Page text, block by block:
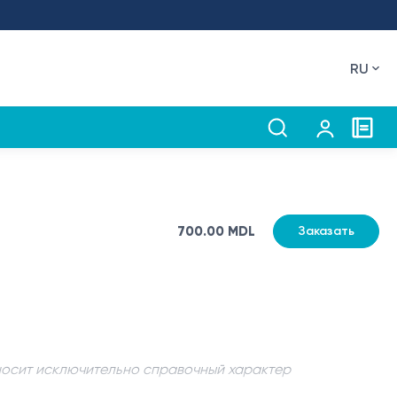
RU
700.00 MDL Заказать
исключительно справочный характер